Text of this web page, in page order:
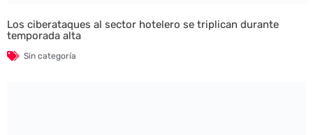
Los ciberataques al sector hotelero se triplican durante
temporada alta
Sin categoría